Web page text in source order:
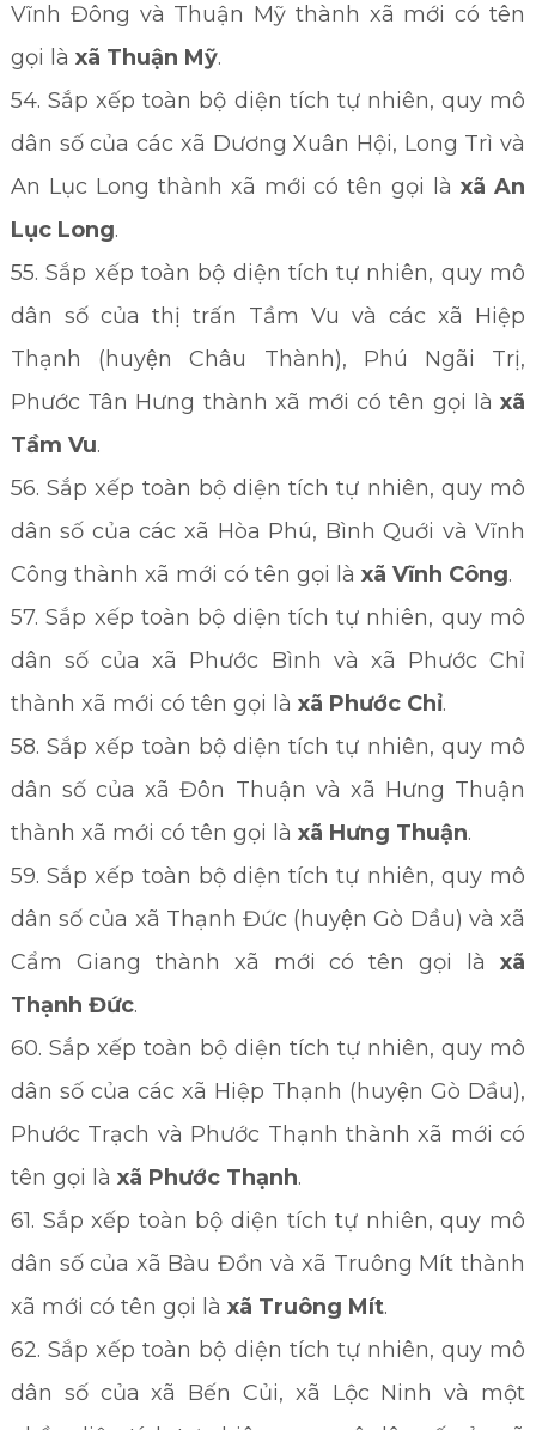
Vĩnh Đông và Thuận Mỹ thành xã mới có tên
gọi là xã Thuận Mỹ.
54. Sắp xếp toàn bộ diện tích tự nhiên, quy mô
dân số của các xã Dương Xuân Hội, Long Trì và
An Lục Long thành xã mới có tên gọi làxã An
Lục Long.
55. Sắp xếp toàn bộ diện tích tự nhiên, quy mô
dân số của thị trấn Tầm Vu và các xã Hiệp
Thạnh (huyện Châu Thành), Phú Ngãi Trị,
Phước Tân Hưng thành xã mới có tên gọi làxã
Tầm Vu.
56. Sắp xếp toàn bộ diện tích tự nhiên, quy mô
dân số của các xã Hòa Phú, Bình Quới và Vĩnh
Công thành xã mới có tên gọi là xã Vĩnh Công.
57. Sắp xếp toàn bộ diện tích tự nhiên, quy mô
dân số của xã Phước Bình và xã Phước Chỉ
thành xã mới có tên gọi là xã Phước Chỉ.
58. Sắp xếp toàn bộ diện tích tự nhiên, quy mô
dân số của xã Đôn Thuận và xã Hưng Thuận
thành xã mới có tên gọi là xã Hưng Thuận.
59. Sắp xếp toàn bộ diện tích tự nhiên, quy mô
dân số của xã Thạnh Đức (huyện Gò Dầu) và xã
Cẩm Giang thành xã mới có tên gọi làxã
Thạnh Đức.
60. Sắp xếp toàn bộ diện tích tự nhiên, quy mô
dân số của các xã Hiệp Thạnh (huyện Gò Dầu),
Phước Trạch và Phước Thạnh thành xã mới có
tên gọi là xã Phước Thạnh.
61. Sắp xếp toàn bộ diện tích tự nhiên, quy mô
dân số của xã Bàu Đồn và xã Truông Mít thành
xã mới có tên gọi là xã Truông Mít.
62. Sắp xếp toàn bộ diện tích tự nhiên, quy mô
dân số của xã Bến Củi, xã Lộc Ninh và một